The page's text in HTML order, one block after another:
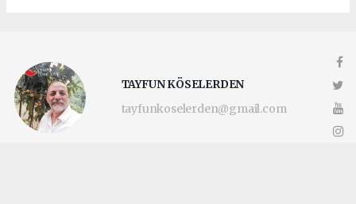
TAYFUN KÖSELERDEN
tayfunkoselerden@gmail.com